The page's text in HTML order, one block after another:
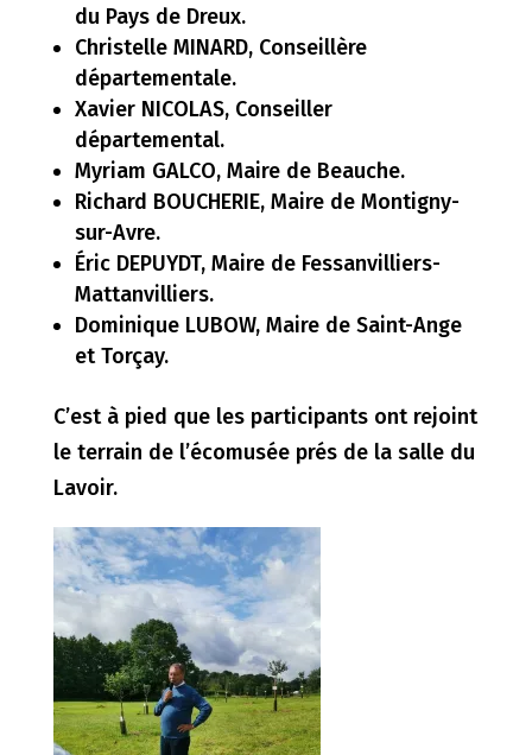
du Pays de Dreux.
Christelle MINARD, Conseillère
départementale.
Xavier NICOLAS, Conseiller
départemental.
Myriam GALCO, Maire de Beauche.
Richard BOUCHERIE, Maire de Montigny-
sur-Avre.
Éric DEPUYDT, Maire de Fessanvilliers-
Mattanvilliers.
Dominique LUBOW, Maire de Saint-Ange
et Torçay.
C’est à pied que les participants ont rejoint
le terrain de l’écomusée prés de la salle du
Lavoir.